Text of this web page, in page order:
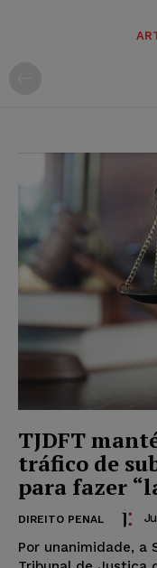
TJDFT
tráfico de
para fazer
DIREITO PENAL
Por unanimidade, a